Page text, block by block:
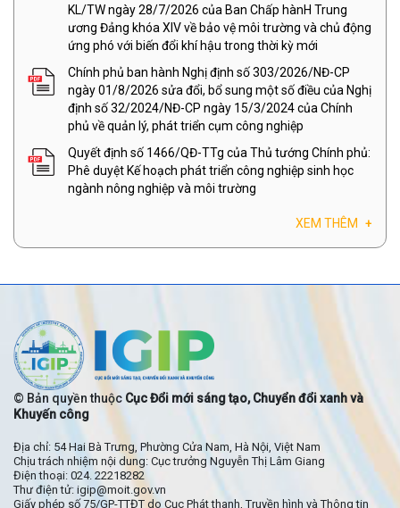
KL/TW ngày 28/7/2026 của Ban Chấp hànH Trung
ương Đảng khóa XIV về bảo vệ môi trường và chủ động
ứng phó với biến đổi khí hậu trong thời kỳ mới
Chính phủ ban hành Nghị định số 303/2026/NĐ-CP
ngày 01/8/2026 sửa đổi, bổ sung một số điều của Nghị
định số 32/2024/NĐ-CP ngày 15/3/2024 của Chính
phủ về quản lý, phát triển cụm công nghiệp
Quyết định số 1466/QĐ-TTg của Thủ tướng Chính phủ:
Phê duyệt Kế hoạch phát triển công nghiệp sinh học
ngành nông nghiệp và môi trường
XEM THÊM +
© Bản quyền thuộc Cục Đổi mới sáng tạo, Chuyển đổi xanh và
Khuyến công
Địa chỉ: 54 Hai Bà Trưng, Phường Cửa Nam, Hà Nội, Việt Nam
Chịu trách nhiệm nội dung: Cục trưởng Nguyễn Thị Lâm Giang
Điện thoại: 024. 22218282
Thư điện tử: igip@moit.gov.vn
Giấy phép số 75/GP-TTĐT do Cục Phát thanh, Truyền hình và Thông tin